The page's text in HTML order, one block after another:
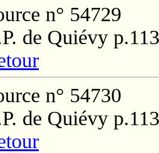
n° 54729
de Quiévy p.113
n° 54730
de Quiévy p.113